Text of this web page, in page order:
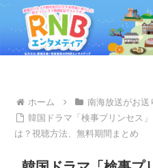
ホーム
南海放送がお送
韓国ドラマ「検事プリンセス
は？視聴方法、無料期間まとめ